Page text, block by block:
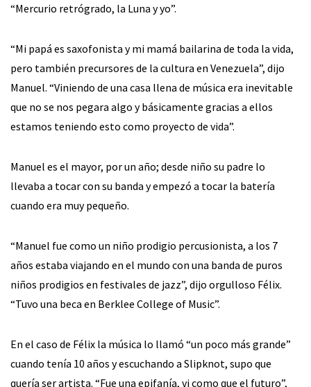
“Mercurio retrógrado, la Luna y yo”.
“Mi papá es saxofonista y mi mamá bailarina de toda la vida,
pero también precursores de la cultura en Venezuela”, dijo
Manuel. “Viniendo de una casa llena de música era inevitable
que no se nos pegara algo y básicamente gracias a ellos
estamos teniendo esto como proyecto de vida”.
Manuel es el mayor, por un año; desde niño su padre lo
llevaba a tocar con su banda y empezó a tocar la batería
cuando era muy pequeño.
“Manuel fue como un niño prodigio percusionista, a los 7
años estaba viajando en el mundo con una banda de puros
niños prodigios en festivales de jazz”, dijo orgulloso Félix.
“Tuvo una beca en Berklee College of Music”.
En el caso de Félix la música lo llamó “un poco más grande”
cuando tenía 10 años y escuchando a Slipknot, supo que
quería ser artista. “Fue una epifanía, vi como que el futuro”,